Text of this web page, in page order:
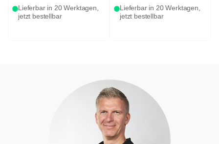
Lieferbar in 20 Werktagen,
jetzt bestellbar
Lieferbar in 20 Werktagen,
jetzt bestellbar